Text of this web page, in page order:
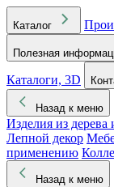
Каталог
Полезная
Каталоги, 3D
Назад к меню
Изделия из
Лепной декор
применению
Назад к меню